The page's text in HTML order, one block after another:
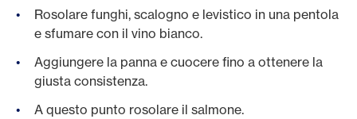
Rosolare funghi, scalogno e levistico in una pentola
e sfumare con il vino bianco.
Aggiungere la panna e cuocere fino a ottenere la
giusta consistenza.
A questo punto rosolare il salmone.